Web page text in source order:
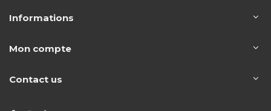
Informations
Mon compte
Contact us